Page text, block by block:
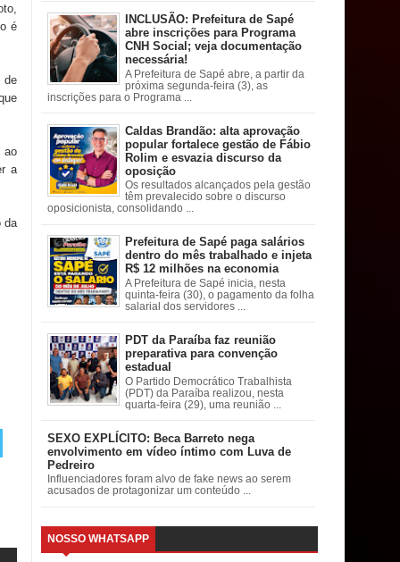
é
de
ao
a
da
INCLUSÃO: Prefeitura de Sapé
abre inscrições para Programa
CNH Social; veja documentação
necessária!
A Prefeitura de Sapé abre, a partir da
próxima segunda-feira (3), as
inscrições para o Programa ...
Caldas Brandão: alta aprovação
popular fortalece gestão de Fábio
Rolim e esvazia discurso da
oposição
Os resultados alcançados pela gestão
têm prevalecido sobre o discurso
oposicionista, consolidando ...
Prefeitura de Sapé paga salários
dentro do mês trabalhado e injeta
R$ 12 milhões na economia
A Prefeitura de Sapé inicia, nesta
quinta-feira (30), o pagamento da folha
salarial dos servidores ...
PDT da Paraíba faz reunião
preparativa para convenção
estadual
O Partido Democrático Trabalhista
(PDT) da Paraíba realizou, nesta
quarta-feira (29), uma reunião ...
SEXO EXPLÍCITO: Beca Barreto nega
envolvimento em vídeo íntimo com Luva de
Pedreiro
Influenciadores foram alvo de fake news ao serem
acusados de protagonizar um conteúdo ...
NOSSO WHATSAPP